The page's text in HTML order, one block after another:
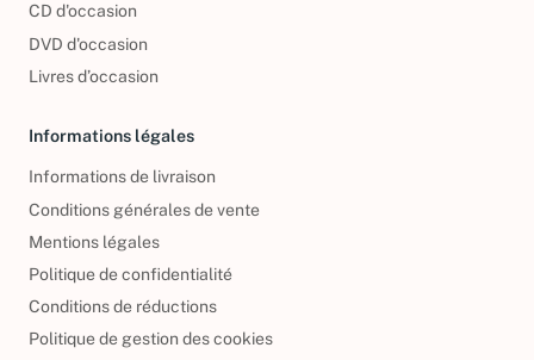
CD d'occasion
DVD d'occasion
Livres d’occasion
Informations légales
Informations de livraison
Conditions générales de vente
Mentions légales
Politique de confidentialité
Conditions de réductions
Politique de gestion des cookies